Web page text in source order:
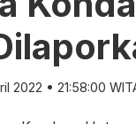
2022 • 21:58:00